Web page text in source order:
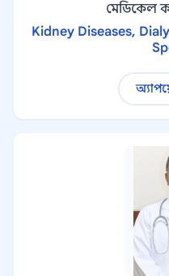
মেডিকেল
Kidney Diseases,